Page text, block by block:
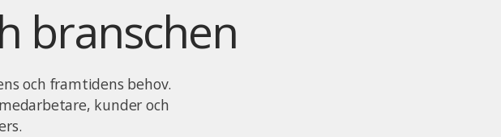
branschen
och framtidens behov.
kunder och